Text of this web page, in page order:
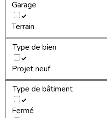
Garage
Terrain
Type de bien
Projet neuf
Type de bâtiment
Fermé